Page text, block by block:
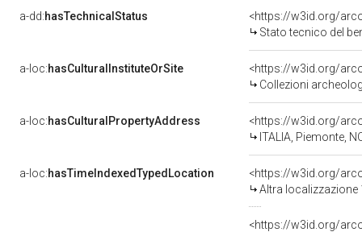
a-dd:hasTechnicalStatus
<https://w3id.org/
Stato tecnico del
a-loc:hasCulturalInstituteOrSite
<https://w3id.org/
Collezioni
a-loc:hasCulturalPropertyAddress
<https://w3id.org/
ITALIA, Piemonte,
a-loc:hasTimeIndexedTypedLocation
<https://w3id.org/
Altra localizzazione
<https://w3id.org/